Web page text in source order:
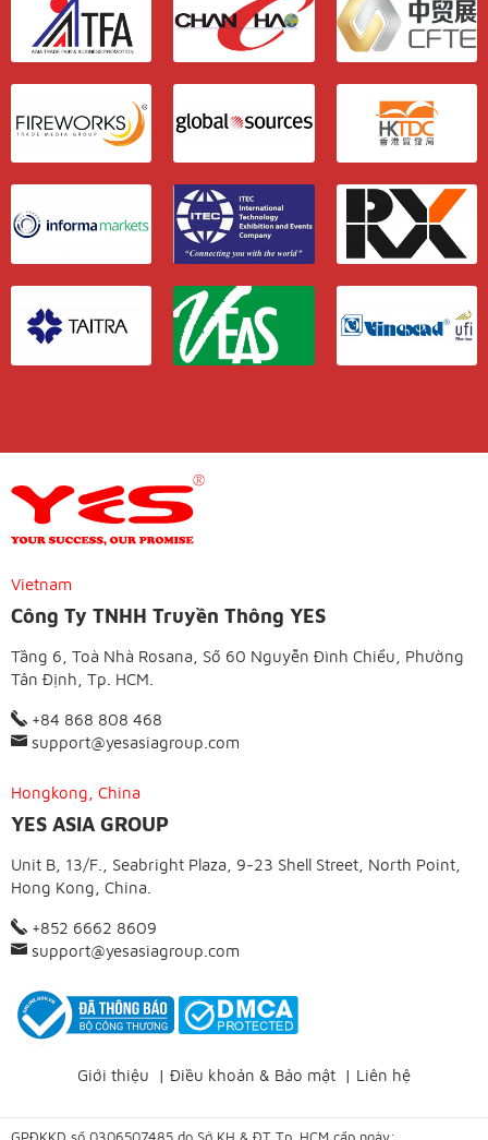
Vietnam
Công Ty TNHH Truyền Thông YES
Tầng 6, Toà Nhà Rosana, Số 60 Nguyễn Đình Chiểu, Phường
Tân Định, Tp. HCM.
+84 868 808 468
support@yesasiagroup.com
Hongkong, China
YES ASIA GROUP
Unit B, 13/F., Seabright Plaza, 9-23 Shell Street, North Point,
Hong Kong, China.
+852 6662 8609
support@yesasiagroup.com
Giới thiệu | Điều khoản & Bảo mật | Liên hệ